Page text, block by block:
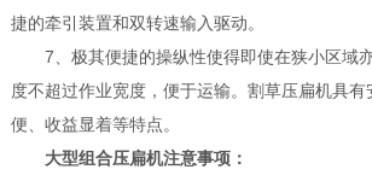
捷的牵引装置和双转速输入驱动。
7、极其便捷的操纵性使得即使在狭小区域
度不超过作业宽度，便于运输。割草压扁机具
便、收益显着等特点。
大型组合压扁机注意事项：